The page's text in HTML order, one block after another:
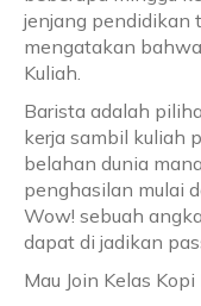
jenjang pendidikan
mengatakan
Kuliah.
Barista adalah
kerja sambil kuliah
belahan dunia
penghasilan mulai
Wow! sebuah
dapat di jadikan
Mau Join Kelas Kopi